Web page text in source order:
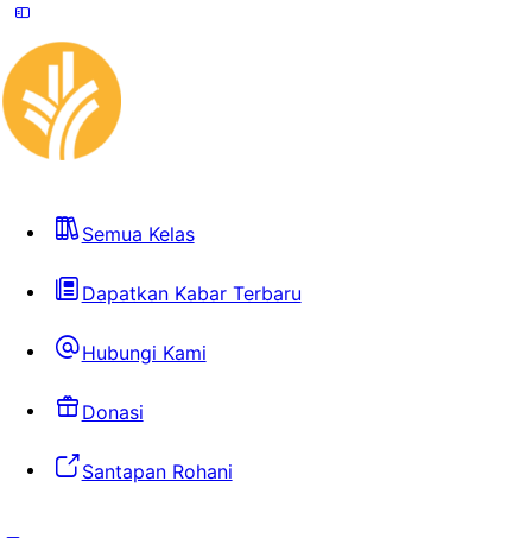
Semua Kelas
Dapatkan Kabar Terbaru
Hubungi Kami
Donasi
Santapan Rohani